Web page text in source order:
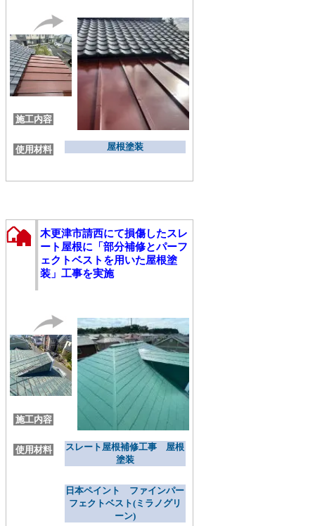
施工内容
屋根塗装
使用材料
木更津市請西にて損傷したスレ
ート屋根に「部分補修とパーフ
ェクトベストを用いた屋根塗
装」工事を実施
施工内容
スレート屋根補修工事 屋根
塗装
使用材料
日本ペイント ファインパー
フェクトベスト(ミラノグリ
ーン)